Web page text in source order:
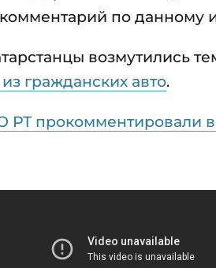
по данному
возмутились
гражданских авто.
РТ прокомментировали